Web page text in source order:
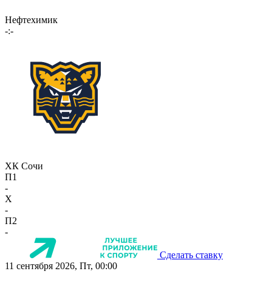
Нефтехимик
-:-
ХК Сочи
П1
-
X
-
П2
-
Сделать ставку
11 сентября 2026, Пт, 00:00